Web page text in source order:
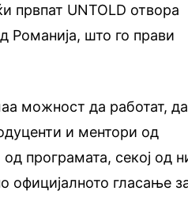
првпат UNTOLD отвора
Романија, што го прави
можност да работат, да
и ментори од
програмата, секој од
официјалното гласање